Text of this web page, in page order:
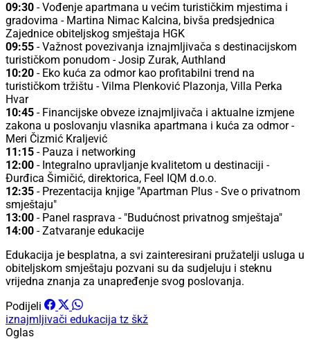
09:30 - Vođenje apartmana u većim turističkim mjestima i
gradovima - Martina Nimac Kalcina, bivša predsjednica
Zajednice obiteljskog smještaja HGK
09:55 - Važnost povezivanja iznajmljivača s destinacijskom
turističkom ponudom - Josip Zurak, Authland
10:20 - Eko kuća za odmor kao profitabilni trend na
turističkom tržištu - Vilma Plenković Plazonja, Villa Perka
Hvar
10:45 - Financijske obveze iznajmljivača i aktualne izmjene
zakona u poslovanju vlasnika apartmana i kuća za odmor -
Meri Čizmić Kraljević
11:15 - Pauza i networking
12:00 - Integralno upravljanje kvalitetom u destinaciji -
Đurđica Šimičić, direktorica, Feel IQM d.o.o.
12:35 - Prezentacija knjige "Apartman Plus - Sve o privatnom
smještaju"
13:00 - Panel rasprava - "Budućnost privatnog smještaja"
14:00 - Zatvaranje edukacije
Edukacija je besplatna, a svi zainteresirani pružatelji usluga u
obiteljskom smještaju pozvani su da sudjeluju i steknu
vrijedna znanja za unapređenje svog poslovanja.
Podijeli
iznajmljivači edukacija tz škž
Oglas